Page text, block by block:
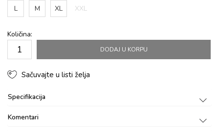
L
M XL XXL
Količina:
DODAJ U KORPU
Sačuvajte u listi želja
Specifikacija
Komentari